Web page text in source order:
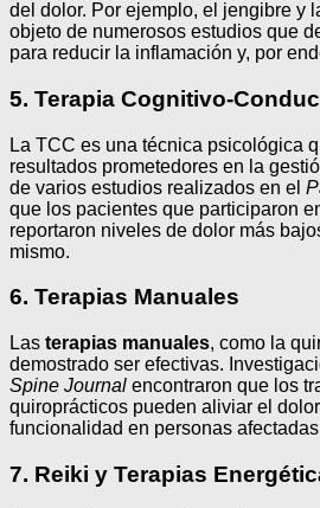
del dolor. Por ejemplo, el jengibre y
objeto de numerosos estudios que
para reducir la inflamación y, por
5. Terapia Cognitivo-
La TCC es una técnica psicológica
resultados prometedores en la
de varios estudios realizados en el
que los pacientes que participaron
reportaron niveles de dolor más
mismo.
6. Terapias Manuales
Las terapias manuales, como la
demostrado ser efectivas.
Spine Journal encontraron que los
quiroprácticos pueden aliviar el
funcionalidad en personas
7. Reiki y Terapias